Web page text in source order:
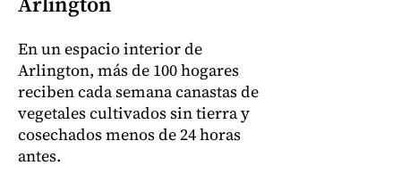
En un espacio interior de
Arlington, más de 100 hogares
reciben cada semana canastas de
vegetales cultivados sin tierra y
cosechados menos de 24 horas
antes.